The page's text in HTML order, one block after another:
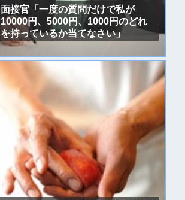
面接官「一度の質問だけで私が
10000円、5000円、1000円のどれ
を持っているか当てなさい」